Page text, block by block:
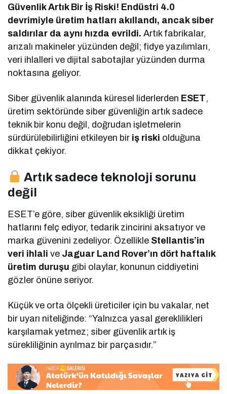
Güvenlik Artık Bir İş Riski! Endüstri 4.0
devrimiyle üretim hatları akıllandı, ancak siber
saldırılar da aynı hızda evrildi. Artık fabrikalar,
arızalı makineler yüzünden değil; fidye yazılımları,
veri ihlalleri ve dijital sabotajlar yüzünden durma
noktasına geliyor.
Siber güvenlik alanında küresel liderlerden ESET,
üretim sektöründe siber güvenliğin artık sadece
teknik bir konu değil, doğrudan işletmelerin
sürdürülebilirliğini etkileyen bir iş riski olduğuna
dikkat çekiyor.
Artık sadece teknoloji sorunu
değil
ESET’e göre, siber güvenlik eksikliği üretim
hatlarını felç ediyor, tedarik zincirini aksatıyor ve
marka güvenini zedeliyor. Özellikle Stellantis’in
veri ihlali ve Jaguar Land Rover’ın dört haftalık
üretim duruşu gibi olaylar, konunun ciddiyetini
gözler önüne seriyor.
Küçük ve orta ölçekli üreticiler için bu vakalar, net
bir uyarı niteliğinde: “Yalnızca yasal gereklilikleri
karşılamak yetmez; siber güvenlik artık iş
sürekliliğinin ayrılmaz bir parçasıdır.”